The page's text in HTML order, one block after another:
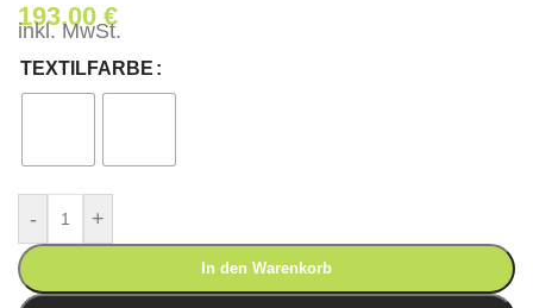
193,00€
inkl. MwSt.
TEXTILFARBE
- +
In den Warenkorb